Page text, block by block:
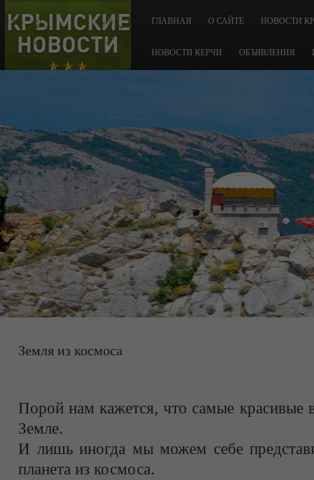
КРЫМСКИЕ
НОВОСТИ
ГЛАВНАЯ О САЙТЕ НОВОСТИ
НОВОСТИ КЕРЧИ ОБЪЯВЛЕНИЯ
Земля из космоса
Порой нам кажется, что самые красивые
Земле.
И лишь иногда мы можем себе
планета из космоса.